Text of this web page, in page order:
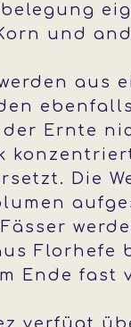
und
aus
der Ernte
Die
Fässer
Florhefe
Ende
verfügt